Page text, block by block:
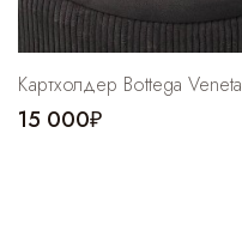
Картхолдер Bottega Veneta
15 000₽